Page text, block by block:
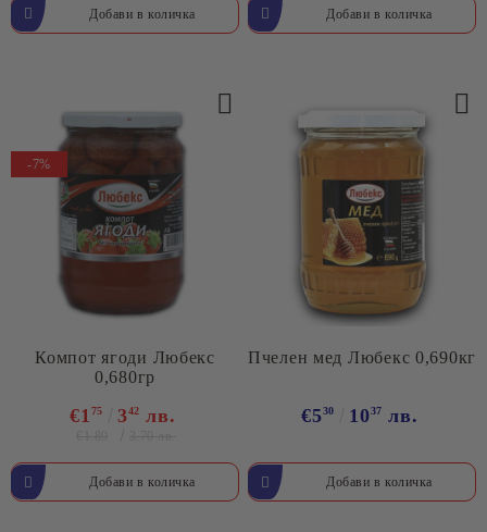
-7%
Компот ягоди Любекс
0,680гр
€175 342 лв.
Пчелен мед Любекс 0,690кг
€530 1037 лв.